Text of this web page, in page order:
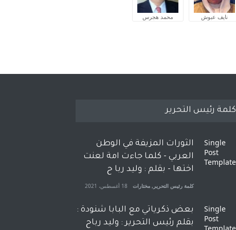
نايف عبوش محمد هجرس
كلمة رئيس التحرير
الثورات المزيفة في الوطن
العربي - كلما جاءت امة لعنت
اختها - بقلم : وليد ربا ح
كلمة رئيس التحرير , مختارات 18 أغسطس، 2021
بعض ذكرياتي مع البابا شنودة :
بقلم رئيس التحرير : وليد رباح